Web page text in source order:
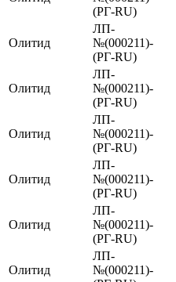
(РГ-RU)
Олитид
ЛП-
№(000211)-
(РГ-RU)
Олитид
ЛП-
№(000211)-
(РГ-RU)
Олитид
ЛП-
№(000211)-
(РГ-RU)
Олитид
ЛП-
№(000211)-
(РГ-RU)
Олитид
ЛП-
№(000211)-
(РГ-RU)
Олитид
ЛП-
№(000211)-